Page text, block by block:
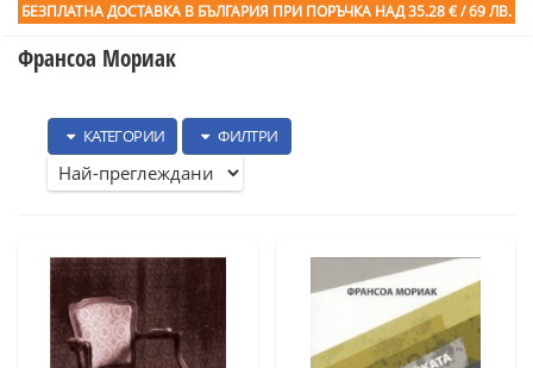
БЕЗПЛАТНА ДОСТАВКА В БЪЛГАРИЯ ПРИ ПОРЪЧКА НАД 35.28 € / 69 ЛВ.
Франсоа Мориак
КАТЕГОРИИ ФИЛТРИ